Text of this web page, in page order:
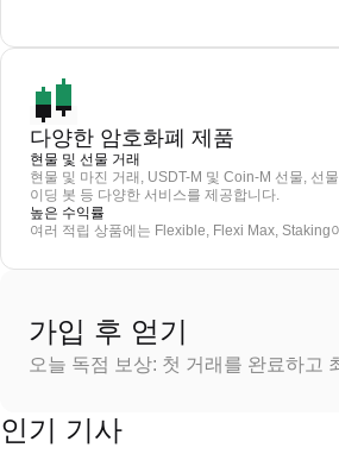
다양한 암호화폐 제품
현물 및 선물 거래
현물 및 마진 거래, USDT-M 및 Coin-M 선물, 선
이딩 봇 등 다양한 서비스를 제공합니다.
높은 수익률
여러 적립 상품에는 Flexible, Flexi Max, Staking
가입 후 얻기
오늘 독점 보상: 첫 거래를 완료하고
인기 기사